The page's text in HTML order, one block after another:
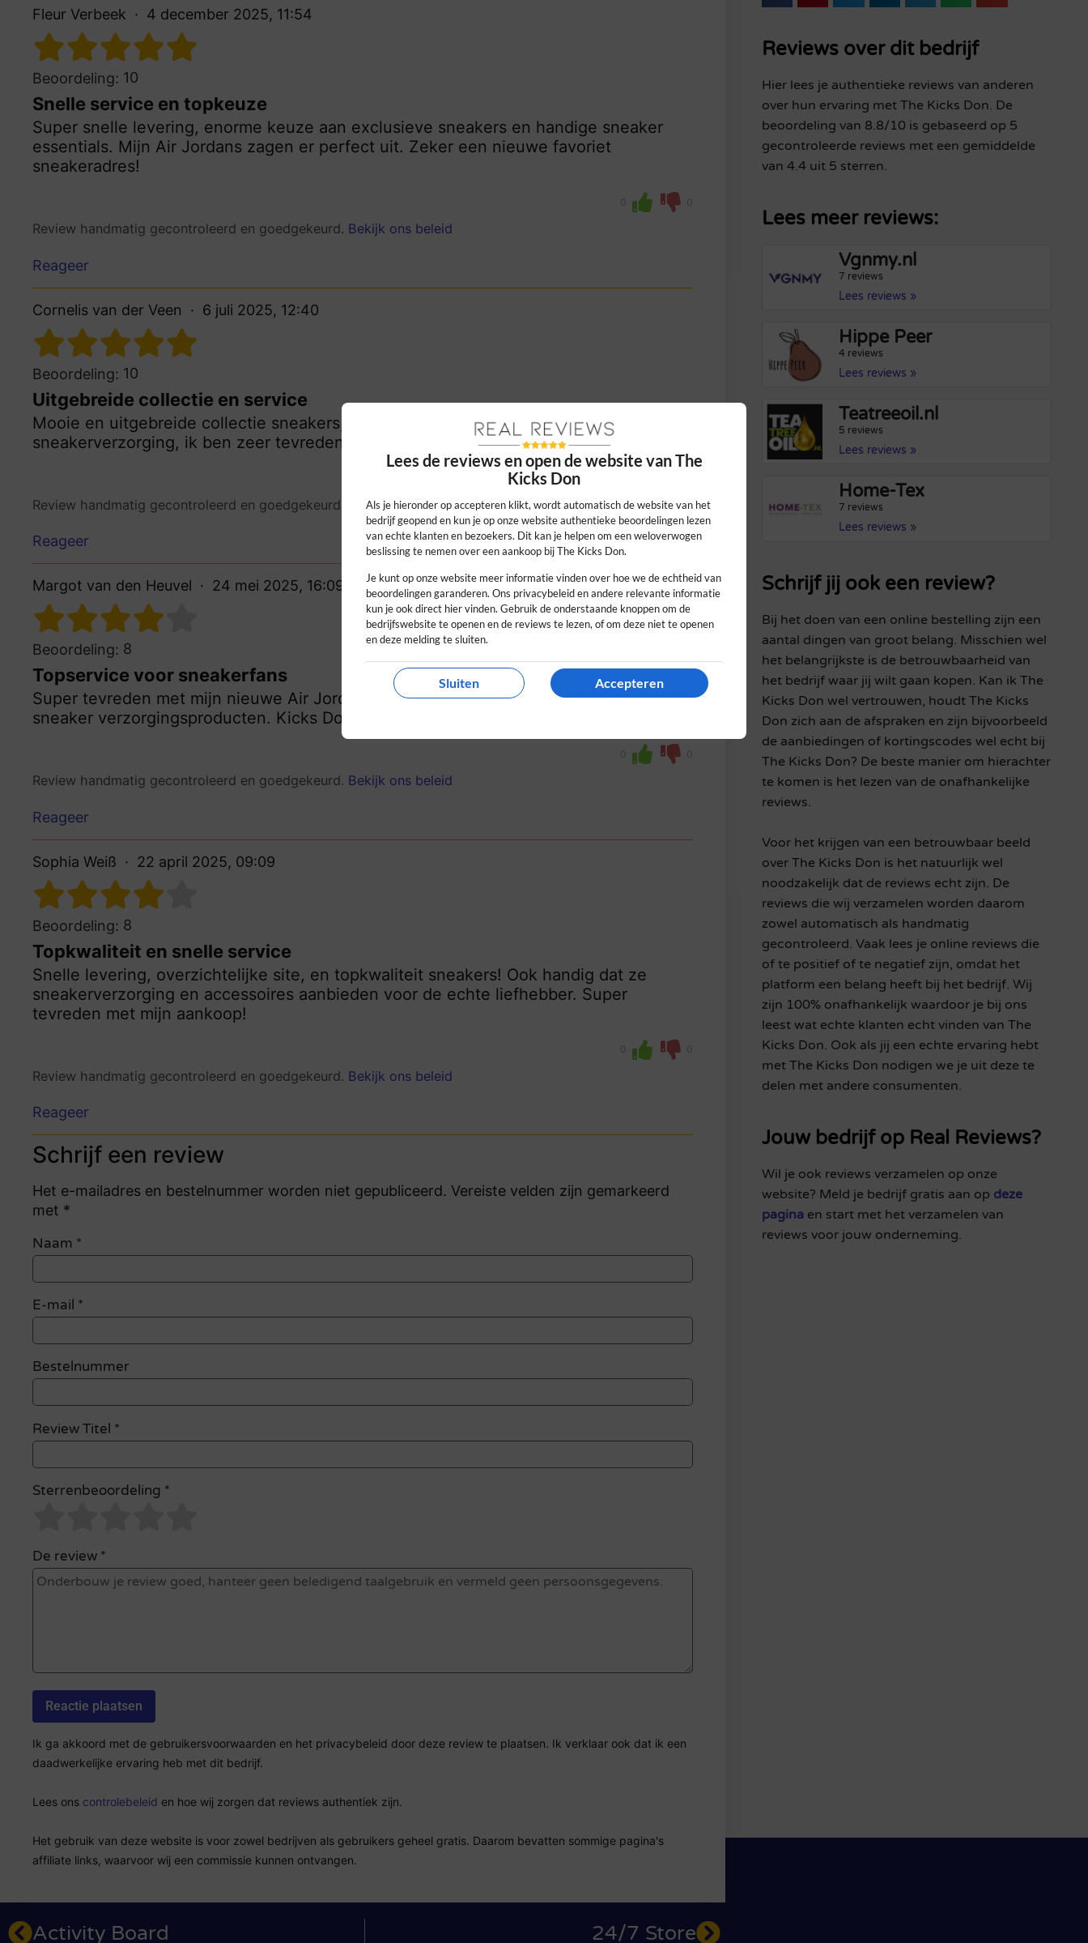
Fleur Verbeek 4 december 2025, 11:54
Beoordeling: 10
Snelle service en topkeuze
Super snelle levering, enorme keuze aan exclusieve sneakers en handige sneaker
essentials. Mijn Air Jordans zagen er perfect uit. Zeker een nieuwe favoriet
sneakeradres!
0 0
Review handmatig gecontroleerd en goedgekeurd. Bekijk ons beleid
Reageer
Cornelis van der Veen 6 juli 2025, 12:40
Beoordeling: 10
Uitgebreide collectie en service
Mooie en uitgebreide collectie sneakers, snelle levering en handig assortiment
sneakerverzorging, ik ben zeer tevreden met mijn aankoop bij The Kicks Don!
Review handmatig gecontroleerd en goedgekeurd. Bekijk ons beleid
Reageer
Margot van den Heuvel 24 mei 2025, 16:09
Beoordeling: 8
Topservice voor sneakerfans
Super tevreden met mijn nieuwe Air Jordans! Snelle levering, ruime keuze en handige
sneaker verzorgingsproducten. Kicks Don is dé plek voor sneakerliefhebbers!
0 0
Review handmatig gecontroleerd en goedgekeurd. Bekijk ons beleid
Reageer
Sophia Weiß 22 april 2025, 09:09
Beoordeling: 8
Topkwaliteit en snelle service
Snelle levering, overzichtelijke site, en topkwaliteit sneakers! Ook handig dat ze
sneakerverzorging en accessoires aanbieden voor de echte liefhebber. Super
tevreden met mijn aankoop!
0 0
Review handmatig gecontroleerd en goedgekeurd. Bekijk ons beleid
Reageer
Schrijf een review
Het e-mailadres en bestelnummer worden niet gepubliceerd. Vereiste velden zijn gemarkeerd
met *
Naam *
E-mail *
Bestelnummer
Review Titel *
Sterrenbeoordeling *
De review *
Ik ga akkoord met de gebruikersvoorwaarden en het privacybeleid door deze review te plaatsen. Ik verklaar ook dat ik een
daadwerkelijke ervaring heb met dit bedrijf.
Lees ons controlebeleid en hoe wij zorgen dat reviews authentiek zijn.
Het gebruik van deze website is voor zowel bedrijven als gebruikers geheel gratis. Daarom bevatten sommige pagina's
affiliate links, waarvoor wij een commissie kunnen ontvangen.
Reviews over dit bedrijf
Hier lees je authentieke reviews van anderen
over hun ervaring met The Kicks Don. De
beoordeling van 8.8/10 is gebaseerd op 5
gecontroleerde reviews met een gemiddelde
van 4.4 uit 5 sterren.
Lees meer reviews:
Vgnmy.nl
7 reviews
Lees reviews »
Hippe Peer
4 reviews
Lees reviews »
Teatreeoil.nl
5 reviews
Lees reviews »
Home-Tex
7 reviews
Lees reviews »
Schrijf jij ook een review?
Bij het doen van een online bestelling zijn een
aantal dingen van groot belang. Misschien wel
het belangrijkste is de betrouwbaarheid van
het bedrijf waar jij wilt gaan kopen. Kan ik The
Kicks Don wel vertrouwen, houdt The Kicks
Don zich aan de afspraken en zijn bijvoorbeeld
de aanbiedingen of kortingscodes wel echt bij
The Kicks Don? De beste manier om hierachter
te komen is het lezen van de onafhankelijke
reviews.
Voor het krijgen van een betrouwbaar beeld
over The Kicks Don is het natuurlijk wel
noodzakelijk dat de reviews echt zijn. De
reviews die wij verzamelen worden daarom
zowel automatisch als handmatig
gecontroleerd. Vaak lees je online reviews die
of te positief of te negatief zijn, omdat het
platform een belang heeft bij het bedrijf. Wij
zijn 100% onafhankelijk waardoor je bij ons
leest wat echte klanten echt vinden van The
Kicks Don. Ook als jij een echte ervaring hebt
met The Kicks Don nodigen we je uit deze te
delen met andere consumenten.
Jouw bedrijf op Real Reviews?
Wil je ook reviews verzamelen op onze
website? Meld je bedrijf gratis aan op deze
paginaen start met het verzamelen van
reviews voor jouw onderneming.
Activity Board 24/7 Store
Lees de reviews en open de website van The
Kicks Don
Als je hieronder op accepteren klikt, wordt automatisch de website van het
bedrijf geopend en kun je op onze website authentieke beoordelingen lezen
van echte klanten en bezoekers. Dit kan je helpen om een weloverwogen
beslissing te nemen over een aankoop bij The Kicks Don.
Je kunt op onze website meer informatie vinden over hoe we de echtheid van
beoordelingen garanderen. Ons privacybeleid en andere relevante informatie
kun je ook direct hier vinden. Gebruik de onderstaande knoppen om de
bedrijfswebsite te openen en de reviews te lezen, of om deze niet te openen
en deze melding te sluiten.
Sluiten Accepteren